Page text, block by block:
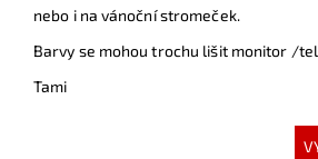
nebo i na vánoční stromeček.
Barvy se mohou trochu lišit monitor /
Tami